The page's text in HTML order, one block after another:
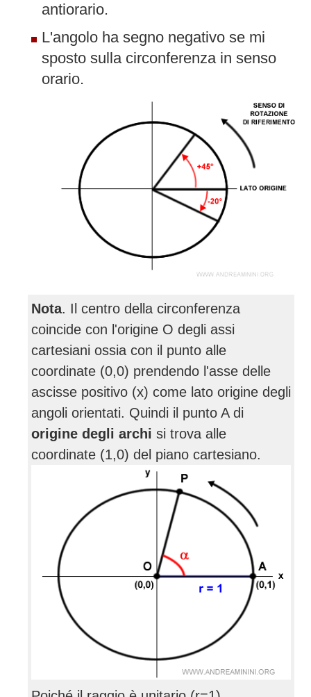
antiorario.
L'angolo ha segno negativo se mi
sposto sulla circonferenza in senso
orario.
Nota. Il centro della circonferenza
coincide con l'origine O degli assi
cartesiani ossia con il punto alle
coordinate (0,0) prendendo l'asse delle
ascisse positivo (x) come lato origine degli
angoli orientati. Quindi il punto A di
origine degli archi si trova alle
coordinate (1,0) del piano cartesiano.